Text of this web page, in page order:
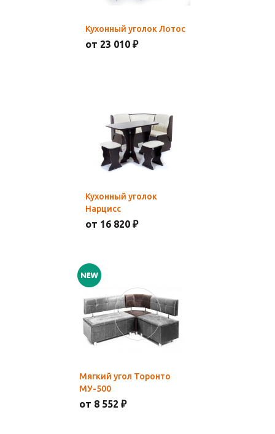
Кухонный уголок Лотос
от 23 010 ₽
Кухонный уголок
Нарцисс
от 16 820 ₽
Мягкий угол Торонто
МУ-500
от 8 552 ₽